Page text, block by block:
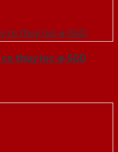
thuy luc-a-SGD